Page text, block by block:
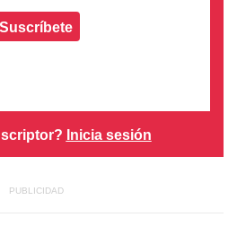
Suscríbete
Inicia sesión